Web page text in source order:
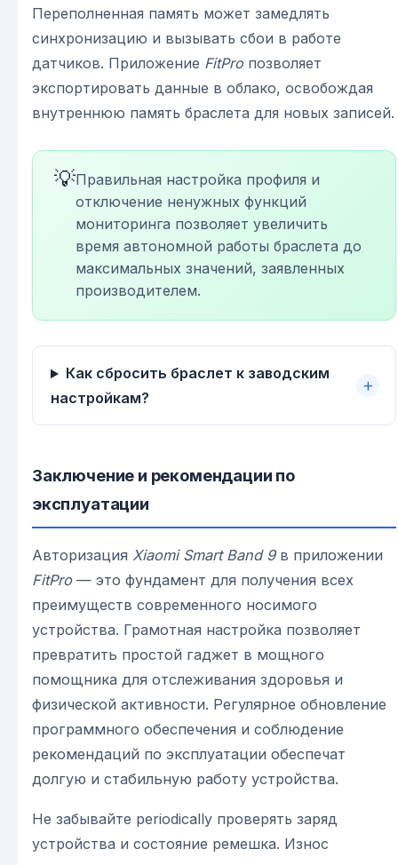
Переполненная память может замедлять
синхронизацию и вызывать сбои в работе
датчиков. Приложение FitPro позволяет
экспортировать данные в облако, освобождая
внутреннюю память браслета для новых записей.
💡Правильная настройка профиля и
отключение ненужных функций
мониторинга позволяет увеличить
время автономной работы браслета до
максимальных значений, заявленных
производителем.
Как сбросить браслет к заводским
настройкам?
Заключение и рекомендации по
эксплуатации
Авторизация Xiaomi Smart Band 9в приложении
FitPro— это фундамент для получения всех
преимуществ современного носимого
устройства. Грамотная настройка позволяет
превратить простой гаджет в мощного
помощника для отслеживания здоровья и
физической активности. Регулярное обновление
программного обеспечения и соблюдение
рекомендаций по эксплуатации обеспечат
долгую и стабильную работу устройства.
Не забывайте periodically проверять заряд
устройства и состояние ремешка. Износ